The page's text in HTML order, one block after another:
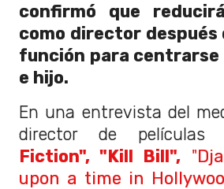
confirmó que
como director después
función para centrarse
e hijo.
En una entrevista del
director de películas
Fiction", "Kill Bill", "
upon a time in